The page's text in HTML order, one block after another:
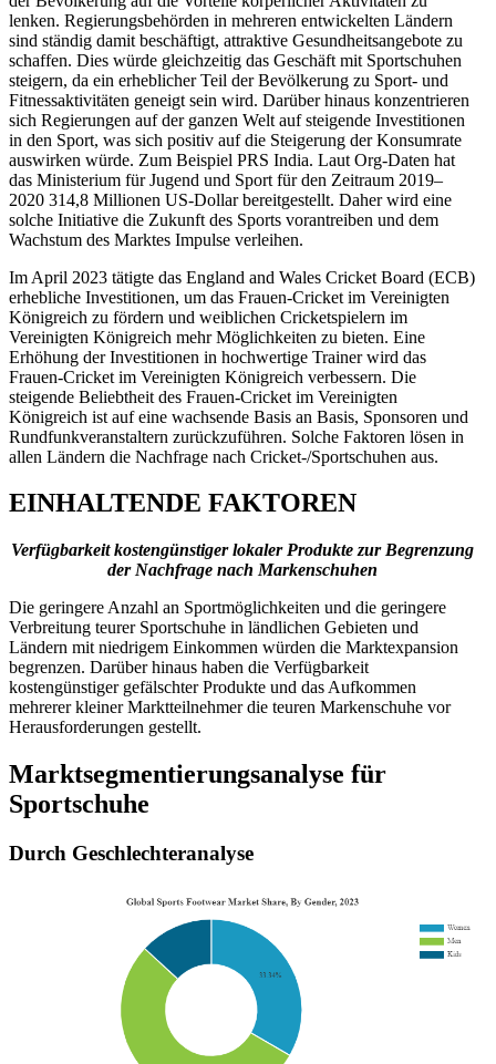
lenken. Regierungsbehörden in mehreren entwickelten Ländern
sind ständig damit beschäftigt, attraktive Gesundheitsangebote zu
schaffen. Dies würde gleichzeitig das Geschäft mit Sportschuhen
steigern, da ein erheblicher Teil der Bevölkerung zu Sport- und
Fitnessaktivitäten geneigt sein wird. Darüber hinaus konzentrieren
sich Regierungen auf der ganzen Welt auf steigende Investitionen
in den Sport, was sich positiv auf die Steigerung der Konsumrate
auswirken würde. Zum Beispiel PRS India. Laut Org-Daten hat
das Ministerium für Jugend und Sport für den Zeitraum 2019–
2020 314,8 Millionen US-Dollar bereitgestellt. Daher wird eine
solche Initiative die Zukunft des Sports vorantreiben und dem
Wachstum des Marktes Impulse verleihen.
Im April 2023 tätigte das England and Wales Cricket Board (ECB)
erhebliche Investitionen, um das Frauen-Cricket im Vereinigten
Königreich zu fördern und weiblichen Cricketspielern im
Vereinigten Königreich mehr Möglichkeiten zu bieten. Eine
Erhöhung der Investitionen in hochwertige Trainer wird das
Frauen-Cricket im Vereinigten Königreich verbessern. Die
steigende Beliebtheit des Frauen-Cricket im Vereinigten
Königreich ist auf eine wachsende Basis an Basis, Sponsoren und
Rundfunkveranstaltern zurückzuführen. Solche Faktoren lösen in
allen Ländern die Nachfrage nach Cricket-/Sportschuhen aus.
EINHALTENDE FAKTOREN
Verfügbarkeit kostengünstiger lokaler Produkte zur Begrenzung
der Nachfrage nach Markenschuhen
Die geringere Anzahl an Sportmöglichkeiten und die geringere
Verbreitung teurer Sportschuhe in ländlichen Gebieten und
Ländern mit niedrigem Einkommen würden die Marktexpansion
begrenzen. Darüber hinaus haben die Verfügbarkeit
kostengünstiger gefälschter Produkte und das Aufkommen
mehrerer kleiner Marktteilnehmer die teuren Markenschuhe vor
Herausforderungen gestellt.
Marktsegmentierungsanalyse für
Sportschuhe
Durch Geschlechteranalyse